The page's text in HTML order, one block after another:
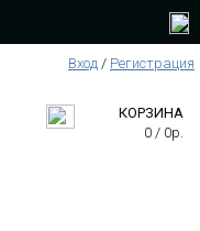
Вход / Регистрация
КОРЗИНА
0 / 0р.